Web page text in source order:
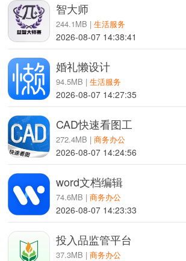
智大师
244.1MB |生活服务
2026-08-07 14:38:41
婚礼懒设计
94.5MB |生活服务
2026-08-07 14:27:35
CAD快速看图工
272.4MB |商务办公
2026-08-07 14:24:56
word文档编辑
74.6MB |商务办公
2026-08-07 14:23:33
投入品监管平台
37.3MB |商务办公